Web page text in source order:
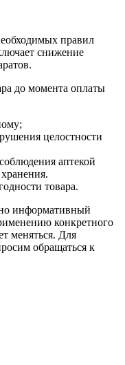
правил
снижение
до момента оплаты
целостности
аптекой
товара.
информативный
конкретного
меняться. Для
обращаться к